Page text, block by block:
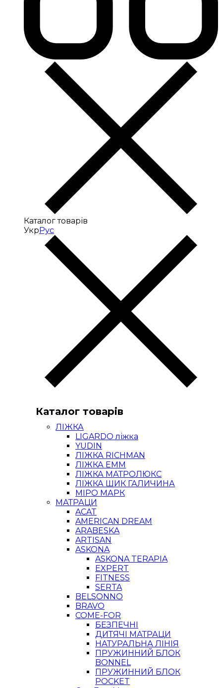
Каталог товарів
УкрРус
Каталог товарів
ЛІЖКА
LIGARDO ліжка
YUDIN
ЛІЖКА RICHMAN
ЛІЖКА ЕММ
ЛІЖКА МАТРОЛЮКС
ЛІЖКА ШИК ГАЛИЧИНА
МІРО МАРК
МАТРАЦИ
ACAT
AMERICAN DREAM
ARABESKA
ARTISAN
ASKONA
ASKONA TERAPIA
EXPERT
FITNESS
SERTA
BELSONNO
BRAVO
COME-FOR
БЕЗПЕЧНІ
ДИТЯЧІ МАТРАЦИ
НАТУРАЛЬНА ЛІНІЯ
ПРУЖИННИЙ БЛОК
BONNEL
ПРУЖИННИЙ БЛОК
POCKET